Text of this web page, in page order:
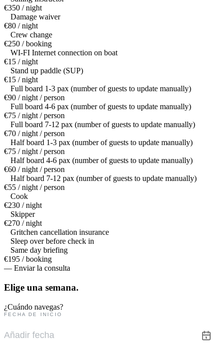
€350 / night
Damage waiver
€80 / night
Crew change
€250 / booking
WI-FI Internet connection on boat
€15 / night
Stand up paddle (SUP)
€15 / night
Full board 1-3 pax (number of guests to update manually)
€90 / night / person
Full board 4-6 pax (number of guests to update manually)
€75 / night / person
Full board 7-12 pax (number of guests to update manually)
€70 / night / person
Half board 1-3 pax (number of guests to update manually)
€75 / night / person
Half board 4-6 pax (number of guests to update manually)
€60 / night / person
Half board 7-12 pax (number of guests to update manually)
€55 / night / person
Cook
€230 / night
Skipper
€270 / night
Gritchen cancellation insurance
Sleep over before check in
Same day briefing
€195 / booking
— Enviar la consulta
Elige una semana.
¿Cuándo navegas?
FECHA DE INICIO